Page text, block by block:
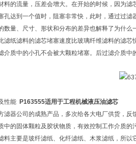
料的流量，压差会增大。在开始的时候，因为
孔达到一个值时，阻塞非常快，此时，通过过滤
量、尺寸、形状和分布的差异也解释了为什么
滤纸滤料的滤芯堵塞速度比玻璃纤维滤料的滤
介质中的小孔不会被大颗粒堵塞。后过滤介质中
性能 P163555适用于工程机械液压油滤芯
滤器公司的成熟产品，多次给各大电厂供货，
中的固体颗粒及胶状物质，有效控制工作介质
料主要是玻纤滤纸、化纤滤纸、木浆滤纸，所